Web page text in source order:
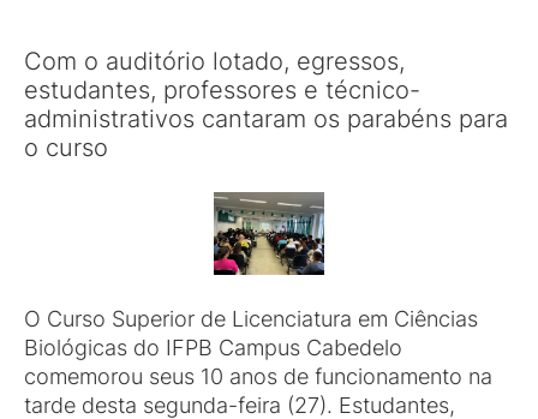
Com o auditório lotado, egressos,
estudantes, professores e técnico-
administrativos cantaram os parabéns para
o curso
O Curso Superior de Licenciatura em Ciências
Biológicas do IFPB Campus Cabedelo
comemorou seus 10 anos de funcionamento na
tarde desta segunda-feira (27). Estudantes,